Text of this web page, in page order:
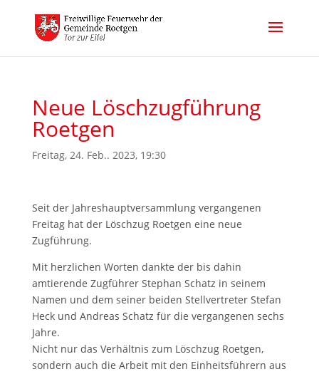
Neue Löschzugführung
Roetgen
Freitag, 24. Feb.. 2023, 19:30
Seit der Jahreshauptversammlung vergangenen
Freitag hat der Löschzug Roetgen eine neue
Zugführung.
Mit herzlichen Worten dankte der bis dahin
amtierende Zugführer Stephan Schatz in seinem
Namen und dem seiner beiden Stellvertreter Stefan
Heck und Andreas Schatz für die vergangenen sechs
Jahre.
Nicht nur das Verhältnis zum Löschzug Roetgen,
sondern auch die Arbeit mit den Einheitsführern aus